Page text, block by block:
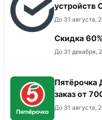
устройств
До 31 августа,
Скидка
До 31 декабря,
Пятёрочка
заказ от
До 31 августа,